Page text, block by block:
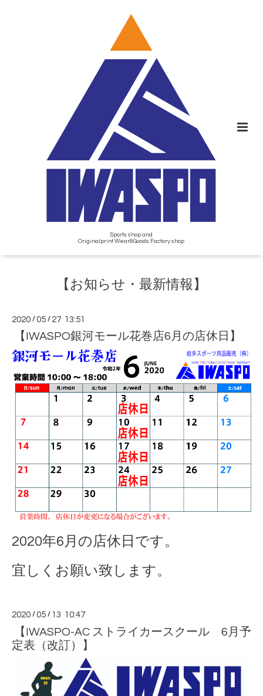
Sports shop and
Originalprint Wear&Goods Factory shop
【お知らせ・最新情報】
2020 /05 / 27 13:51
【IWASPO銀河モール花巻店6月の店休日】
2020年6月の店休日です。
宜しくお願い致します。
2020 /05 / 13 10:47
【IWASPO-AC ストライカースクール 6月予
定表（改訂）】